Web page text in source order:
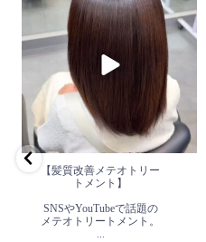
【髪質改善メテオトリートメン
SNSやYouTubeで話題のメテオト
リートメント。
2 0
【髪質改善メテオトリー
トメント】
SNSやYouTubeで話題の
メテオトリートメント。
...